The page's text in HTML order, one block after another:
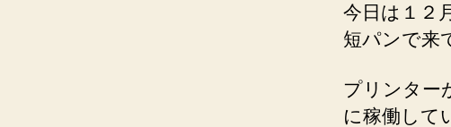
今日は１２
短パンで来
プリンター
に稼働して